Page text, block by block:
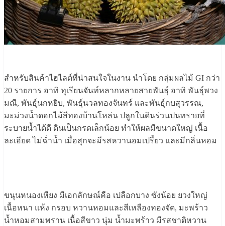
สำหรับสินค้าไฮไลต์ที่น่าสนใจในงาน นำโดย กลุ่มผลไม้ GI กว่า
20 รายการ อาทิ ทุเรียนจันท์หลากหลายสายพันธุ์ อาทิ พันธุ์พวง
มณี, พันธุ์นกหยิบ, พันธุ์นวลทองจันทร์ และพันธุ์กบสุวรรณ,
มะม่วงน้ำดอกไม้สีทองบ้านโหล่น ปลูกในดินร่วนปนทรายที่
ระบายน้ำได้ดี ดินเป็นกรดเล็กน้อย ทำให้ผลมีขนาดใหญ่ เนื้อ
ละเอียด ไม่ฉ่ำน้ำ เมื่อสุกจะมีรสหวานอมเปรี้ยว และมีกลิ่นหอม
ขนุนหนองเหียง มีเอกลักษณ์คือ เปลือกบาง ซังน้อย ยวงใหญ่
เนื้อหนา แห้ง กรอบ หวานหอมและสีเหลืองทองจัด, มะพร้าว
น้ำหอมสามพราน เนื้อสีขาว นุ่ม น้ำมะพร้าว มีรสชาติหวาน